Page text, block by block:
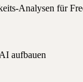
Analysen für
aufbauen